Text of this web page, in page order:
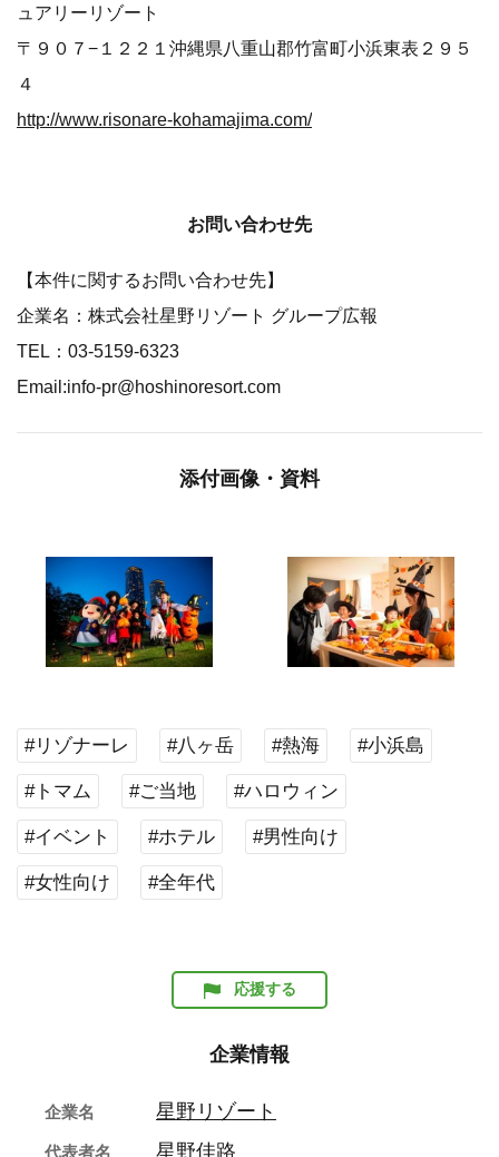
ュアリーリゾート
〒９０７−１２２１沖縄県八重山郡竹富町小浜東表２９５
４
http://www.risonare-kohamajima.com/
お問い合わせ先
【本件に関するお問い合わせ先】
企業名：株式会社星野リゾート グループ広報
TEL：03-5159-6323
Email:info-pr@hoshinoresort.com
添付画像・資料
#リゾナーレ #八ヶ岳 #熱海 #小浜島
#トマム #ご当地 #ハロウィン
#イベント #ホテル #男性向け
#女性向け #全年代
応援する
企業情報
企業名 星野リゾート
代表者名 星野佳路